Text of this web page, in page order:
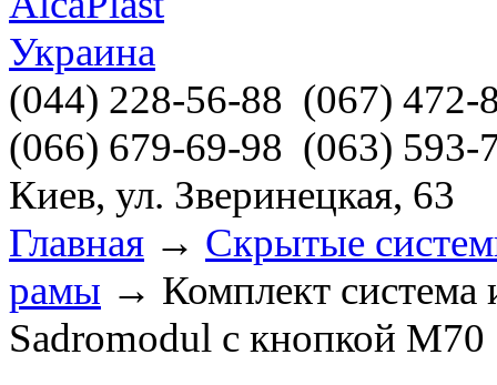
(044) 228-56-88 (067) 472-
(066) 679-69-98 (063) 593-
Киев, ул. Зверинецкая, 63
Главная → Скрытые
рамы → Комплект система
Sadromodul с кнопкой M70